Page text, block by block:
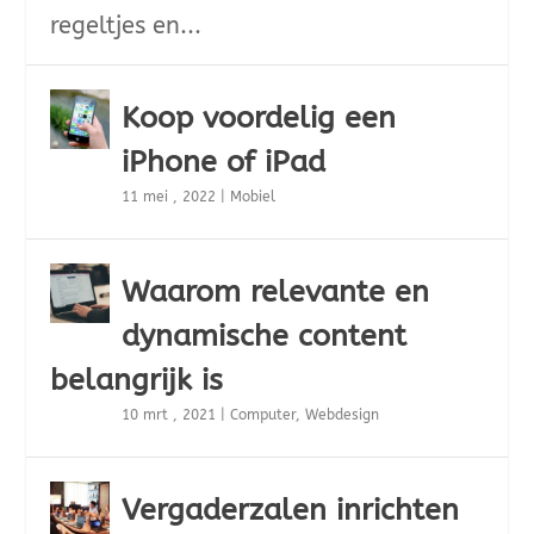
regeltjes en...
Koop voordelig een
iPhone of iPad
11 mei , 2022 Mobiel
Waarom relevante en
dynamische content
belangrijk is
10 mrt , 2021 |Computer,Webdesign
Vergaderzalen inrichten